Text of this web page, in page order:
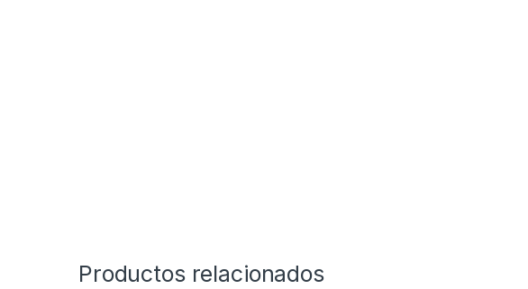
Productos relacionados